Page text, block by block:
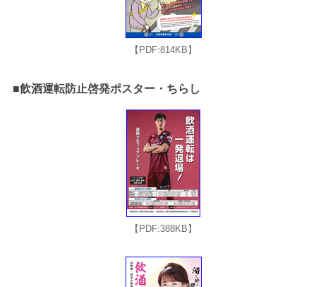
【PDF:814KB】
■飲酒運転防止啓発ポスター・ちらし
【PDF:388KB】